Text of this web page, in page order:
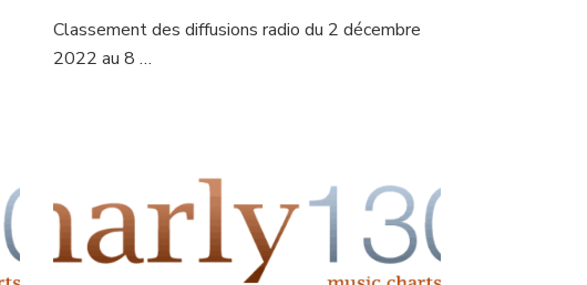
Classement des diffusions radio du 2 décembre
2022 au 8 …